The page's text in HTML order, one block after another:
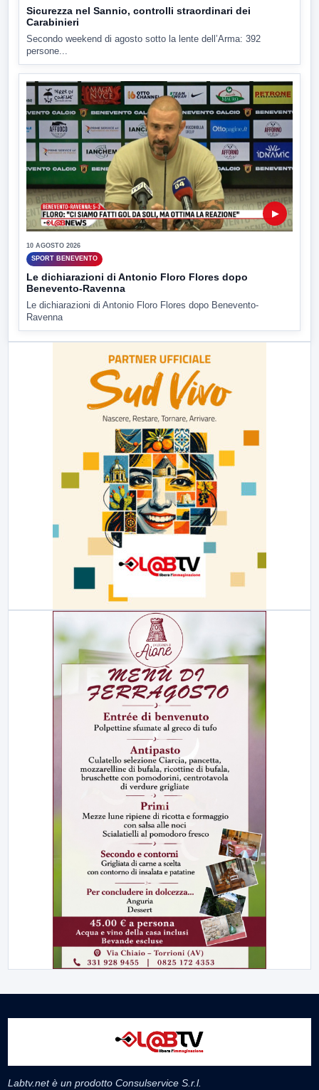
Sicurezza nel Sannio, controlli straordinari dei
Carabinieri
Secondo weekend di agosto sotto la lente dell’Arma: 392
persone...
▶
10 AGOSTO 2026
SPORT BENEVENTO
Le dichiarazioni di Antonio Floro Flores dopo
Benevento-Ravenna
Le dichiarazioni di Antonio Floro Flores dopo Benevento-
Ravenna
Labtv.net è un prodotto Consulservice S.r.l.